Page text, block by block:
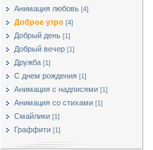
Анимация любовь [4]
Доброе утро [4]
Добрый день [1]
Добрый вечер [1]
Дружба [1]
С днем рождения [1]
Анимация с надписями [1]
Анимация со стихами [1]
Смайлики [1]
Граффити [1]